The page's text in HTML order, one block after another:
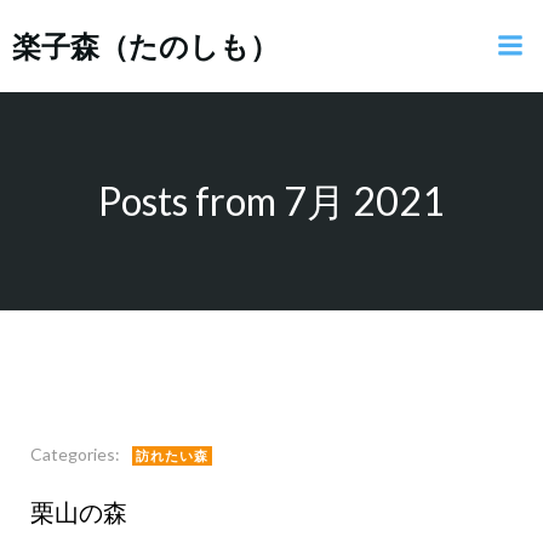
ン
ス
キ
楽子森（たのしも）
Posts from 7月 2021
Categories: 訪れたい森
栗山の森